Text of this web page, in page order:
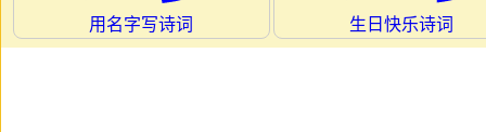
用名字写诗词 生日快乐诗词